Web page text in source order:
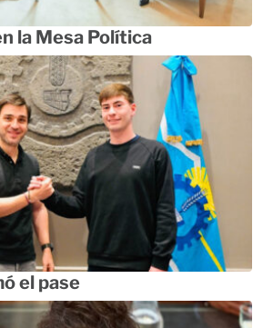
la Mesa Política
el pase